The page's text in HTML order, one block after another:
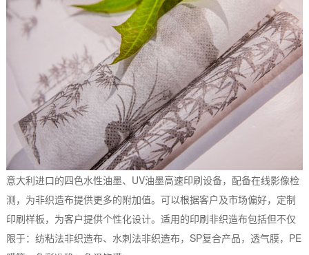
意大利进口的四色水性油墨、UV油墨高速印刷设备，配备在线影像检
测，为非织造布提供更多的附加值。可以根据客户及市场偏好，定制
印刷样板，为客户提供个性化设计。适用的印刷非织造布包括但不仅
限于：纺粘法非织造布、水刺法非织造布，SP复合产品，透气膜，PE